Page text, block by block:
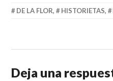
DE LA FLOR, HISTORIETAS,
Deja una